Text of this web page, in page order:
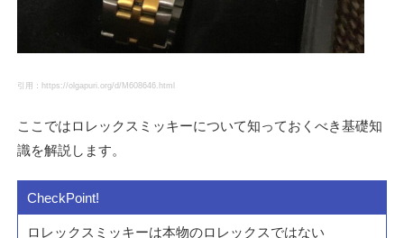
引用：https://olgapuri.org/d/M608646.html
ここではロレックスミッキーについて知っておくべき基礎知
識を解説します。
ロレックスミッキーは本物のロレックスではない